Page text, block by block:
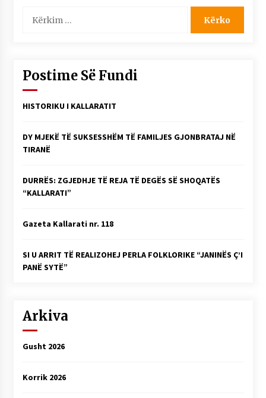
për:
Postime Së Fundi
HISTORIKU I KALLARATIT
DY MJEKË TË SUKSESSHËM TË FAMILJES GJONBRATAJ NË
TIRANË
DURRËS: ZGJEDHJE TË REJA TË DEGËS SË SHOQATËS
“KALLARATI”
Gazeta Kallarati nr. 118
SI U ARRIT TË REALIZOHEJ PERLA FOLKLORIKE “JANINËS Ç’I
PANË SYTË”
Arkiva
Gusht 2026
Korrik 2026